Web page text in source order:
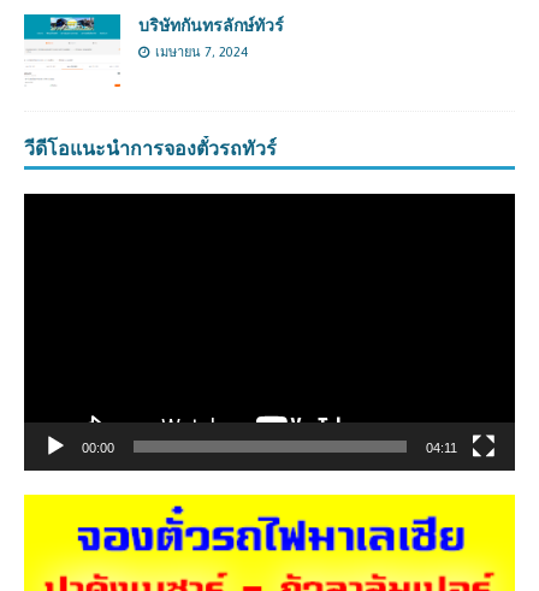
บริษัทกันทรลักษ์ทัวร์
เมษายน 7, 2024
วีดีโอแนะนำการจองตั๋วรถทัวร์
00:00 04:11